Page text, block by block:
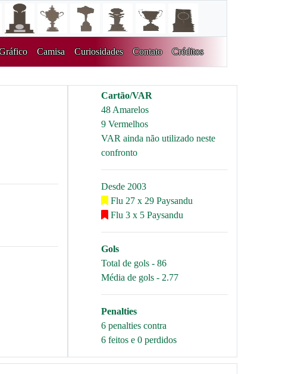
Camisa Curiosidades Contato Créditos
Cartão/VAR
48 Amarelos
9 Vermelhos
VAR ainda não utilizado neste
confronto
Desde 2003
Flu 27 x 29 Paysandu
Flu 3 x 5 Paysandu
Gols
Total de gols - 86
Média de gols - 2.77
Penalties
6 penalties contra
6 feitos e 0 perdidos